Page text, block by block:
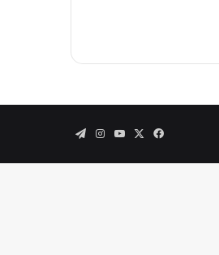
فيسبوك ‫YouTubeانستقرام